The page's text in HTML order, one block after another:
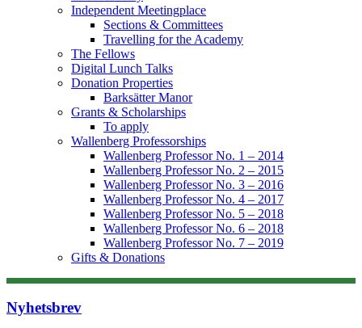
Independent Meetingplace
Sections & Committees
Travelling for the Academy
The Fellows
Digital Lunch Talks
Donation Properties
Barksätter Manor
Grants & Scholarships
To apply
Wallenberg Professorships
Wallenberg Professor No. 1 – 2014
Wallenberg Professor No. 2 – 2015
Wallenberg Professor No. 3 – 2016
Wallenberg Professor No. 4 – 2017
Wallenberg Professor No. 5 – 2018
Wallenberg Professor No. 6 – 2018
Wallenberg Professor No. 7 – 2019
Gifts & Donations
Nyhetsbrev